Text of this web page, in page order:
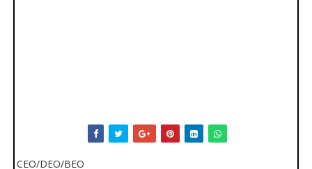
CEO/DEO/BEO